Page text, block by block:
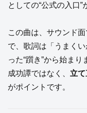
としての“公式の入口”
この曲は、サウンド
で、歌詞は「うまく
った“躓き”から始ま
成功譚ではなく、 立
がポイントです。